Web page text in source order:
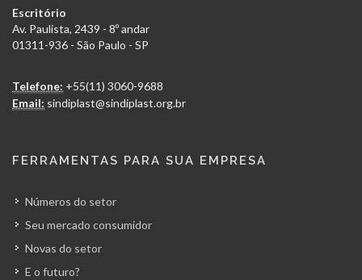
Escritório
Av. Paulista, 2439 - 8º andar
01311-936 - São Paulo - SP
Telefone: +55(11) 3060-9688
Email: sindiplast@sindiplast.org.br
FERRAMENTAS PARA SUA EMPRESA
Números do setor
Seu mercado consumidor
Novas do setor
E o futuro?